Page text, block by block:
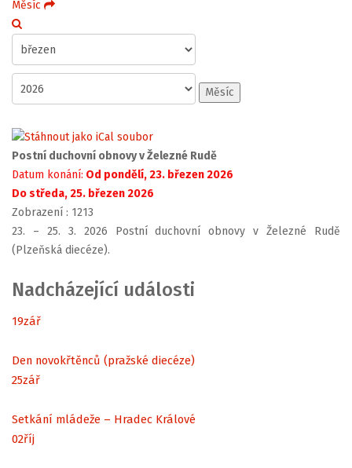
Měsíc
Měsíc
Postní duchovní obnovy v Železné Rudě
Datum konání: Od pondělí, 23. březen 2026
Do středa, 25. březen 2026
Zobrazení : 1213
23. – 25. 3. 2026 Postní duchovní obnovy v Železné Rudě
(Plzeňská diecéze).
Nadcházející události
19zář
Den novokřtěnců (pražské diecéze)
25zář
Setkání mládeže – Hradec Králové
02říj